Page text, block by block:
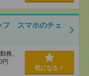
フ スマホのチェ
務、
円
気になる！